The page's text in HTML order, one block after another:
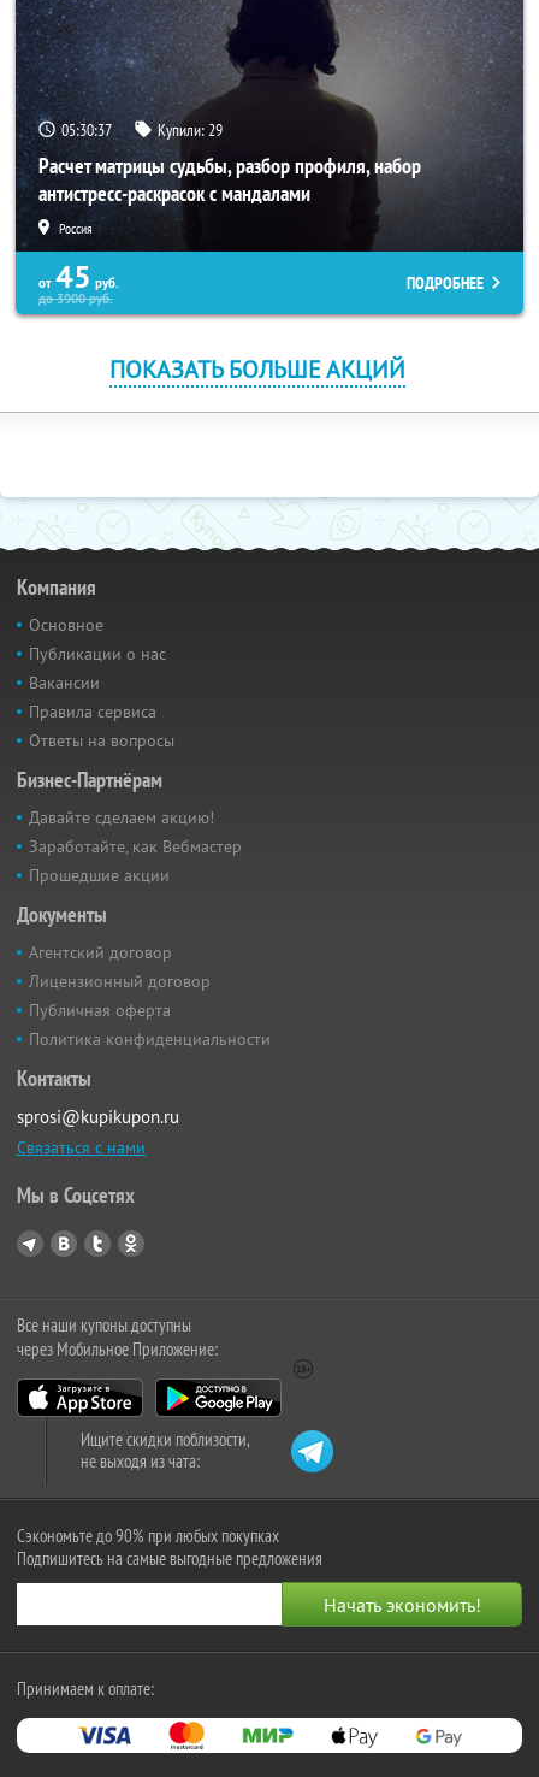
05:30:37 Купили:29
Расчет матрицы судьбы, разбор профиля, набор
антистресс-раскрасок с мандалами
Россия
от 45 руб.
до3900руб.
ПОДРОБНЕЕ
ПОКАЗАТЬ БОЛЬШЕ АКЦИЙ
Компания
Основное
Публикации о нас
Вакансии
Правила сервиса
Ответы на вопросы
Бизнес-Партнёрам
Давайте сделаем акцию!
Заработайте, как Вебмастер
Прошедшие акции
Документы
Агентский договор
Лицензионный договор
Публичная оферта
Политика конфиденциальности
Контакты
sprosi@kupikupon.ru
Связаться с нами
Мы в Соцсетях
Все наши купоны доступны
через Мобильное Приложение:
Ищите скидки поблизости,
не выходя из чата:
Сэкономьте до 90% при любых покупках
Подпишитесь на самые выгодные предложения
Принимаем к оплате: